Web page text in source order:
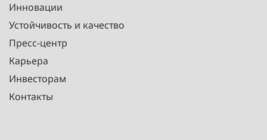
Инновации
Устойчивость и качество
Пресс-центр
Карьера
Инвесторам
Контакты